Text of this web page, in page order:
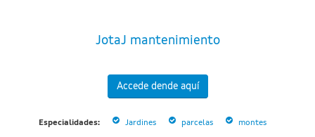
JotaJ mantenimiento
Accede dende aquí
Especialidades: Jardines parcelas montes